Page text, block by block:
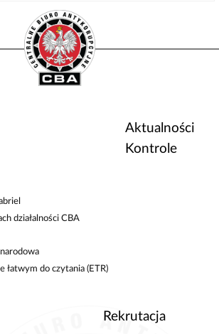
działalności CBA
łatwym do czytania (ETR)
Aktualności
Kontrole
Rekrutacja